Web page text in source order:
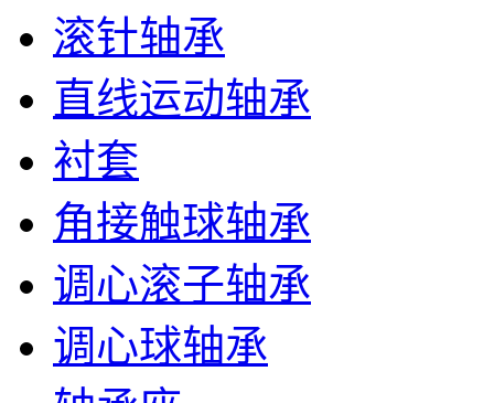
滚针轴承
直线运动轴承
衬套
角接触球轴承
调心滚子轴承
调心球轴承